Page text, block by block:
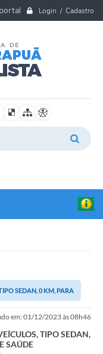
Login / Cadastro
SEDAN, 0 KM, PARA
em: 01/12/2023 às 08h46
TIPO SEDAN,
SAÚDE